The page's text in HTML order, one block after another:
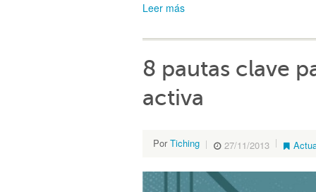
Leer más
8 pautas clave
activa
PorTiching 27/11/2013